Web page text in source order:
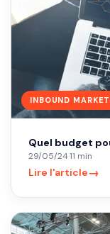
INBOUND
Quel budget
29/05/24·11 min
Lire l'article→